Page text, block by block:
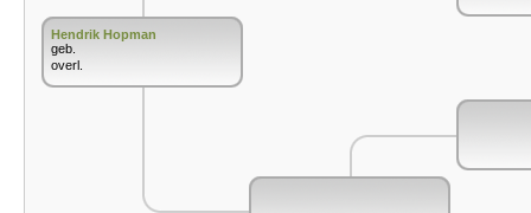
Hendrik Hopman
geb.
overl.